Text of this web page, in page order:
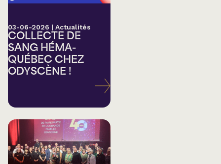
03-06-2026 | Actualités
COLLECTE DE
SANG HÉMA-
QUÉBEC CHEZ
ODYSCÈNE !